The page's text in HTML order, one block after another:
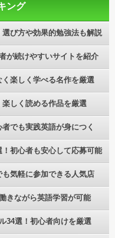
ング
び方や効果的勉強法も解説
が続けやすいサイトを紹介
楽しく学べる名作を厳選
しく読める作品を厳選
でも実践英語が身につく
初心者も安心して応募可能
気軽に参加できる人気店
きながら英語学習が可能
34選！初心者向けを厳選